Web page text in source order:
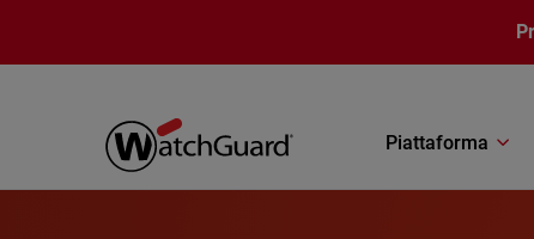
Piattaforma